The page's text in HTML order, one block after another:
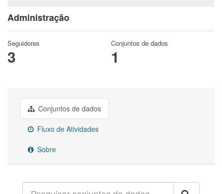
Administração
Seguidores
3
Conjuntos de dados
1
Conjuntos de dados
Fluxo de Atividades
Sobre